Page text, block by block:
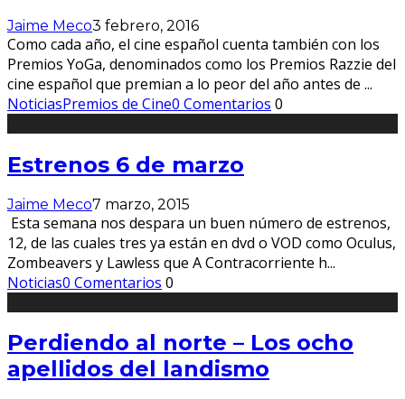
Jaime Meco3 febrero, 2016
Como cada año, el cine español cuenta también con los
Premios YoGa, denominados como los Premios Razzie del
cine español que premian a lo peor del año antes de ...
NoticiasPremios de Cine0 Comentarios 0
Estrenos 6 de marzo
Jaime Meco7 marzo, 2015
Esta semana nos despara un buen número de estrenos,
12, de las cuales tres ya están en dvd o VOD como Oculus,
Zombeavers y Lawless que A Contracorriente h...
Noticias0 Comentarios 0
Perdiendo al norte – Los ocho
apellidos del landismo